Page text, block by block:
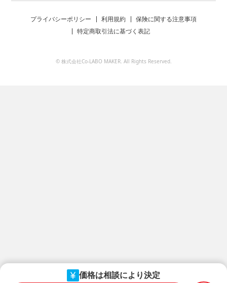
価格は相談により決定
プライバシーポリシー 利用規約
保険に関する注意事項
特定商取引法に基づく表記
© 株式会社Co-LABO MAKER. All Rights Reserved.